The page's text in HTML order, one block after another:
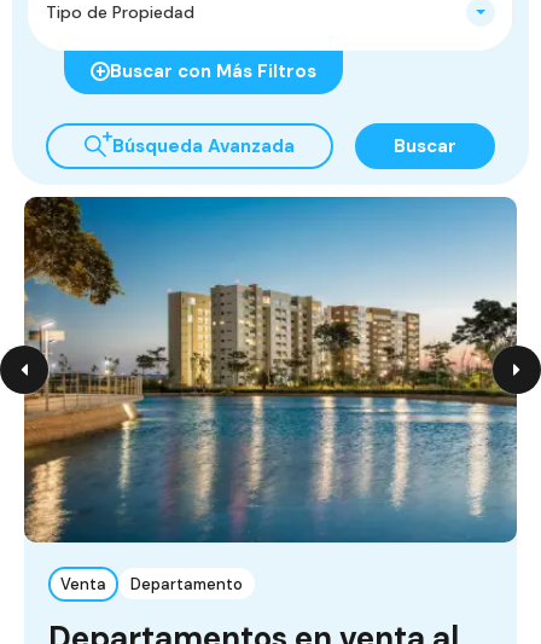
Tipo de Propiedad
Buscar con Más Filtros
Búsqueda Avanzada Buscar
Venta Departamento